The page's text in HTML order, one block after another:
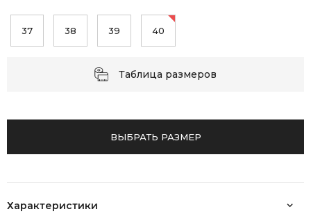
37 38 39 40
Таблица размеров
ВЫБРАТЬ РАЗМЕР
Характеристики